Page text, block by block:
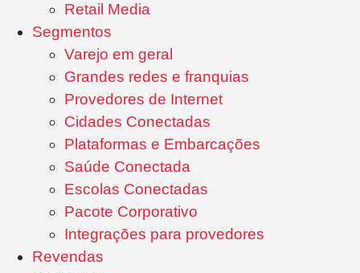
Retail Media
Segmentos
Varejo em geral
Grandes redes e franquias
Provedores de Internet
Cidades Conectadas
Plataformas e Embarcações
Saúde Conectada
Escolas Conectadas
Pacote Corporativo
Integrações para provedores
Revendas